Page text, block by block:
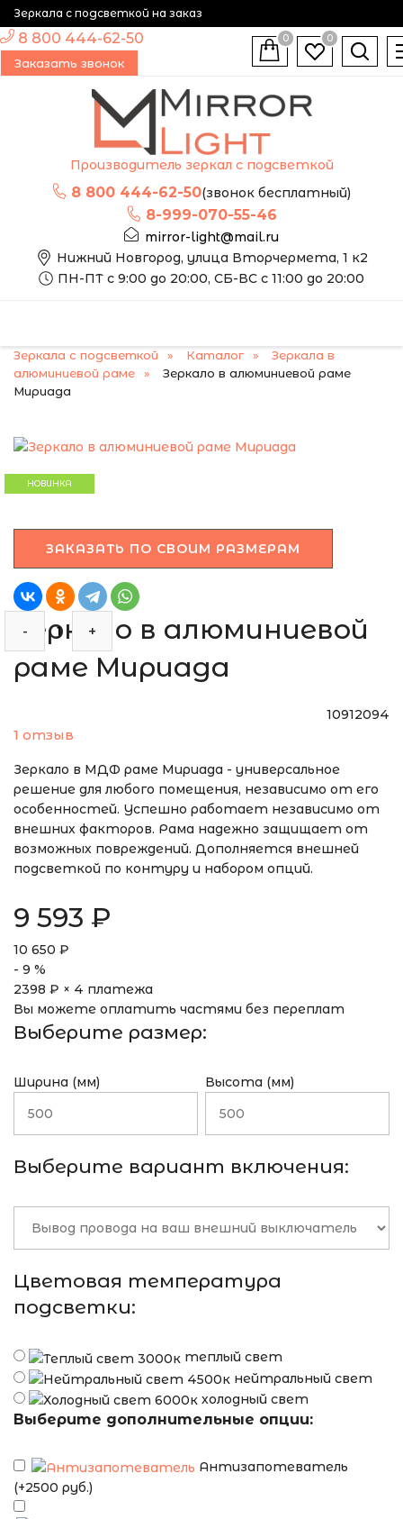
Зеркала с подсветкой на заказ
Производитель зеркал с подсветкой
8 800 444-62-50(звонок бесплатный)
8-999-070-55-46
mirror-light@mail.ru
Нижний Новгород, улица Вторчермета, 1 к2
ПН-ПТ с 9:00 до 20:00, СБ-ВС с 11:00 до 20:00
8 800 444-62-50
Заказать звонок
0
0
Зеркала с подсветкой Каталог
Зеркала в
алюминиевой раме
Зеркало в алюминиевой раме
Мириада
МОЖЕМ ИЗГОТОВИТЬ
НОВИНКА
ЗАКАЗАТЬ ПО СВОИМ РАЗМЕРАМ
Зеркало в алюминиевой
раме Мириада
1 отзыв
10912094
Зеркало в МДФ раме Мириада - универсальное
решение для любого помещения, независимо от его
особенностей. Успешно работает независимо от
внешних факторов. Рама надежно защищает от
возможных повреждений. Дополняется внешней
подсветкой по контуру и набором опций.
9 593 ₽
10 650 ₽
- 9 %
2398 ₽ × 4 платежа
Вы можете оплатить частями без переплат
Выберите размер:
Ширина (мм) Высота (мм)
Выберите вариант включения:
Цветовая температура
подсветки:
теплый свет
нейтральный свет
холодный свет
Выберите дополнительные опции:
Антизапотеватель
(+2500 руб.)
- +